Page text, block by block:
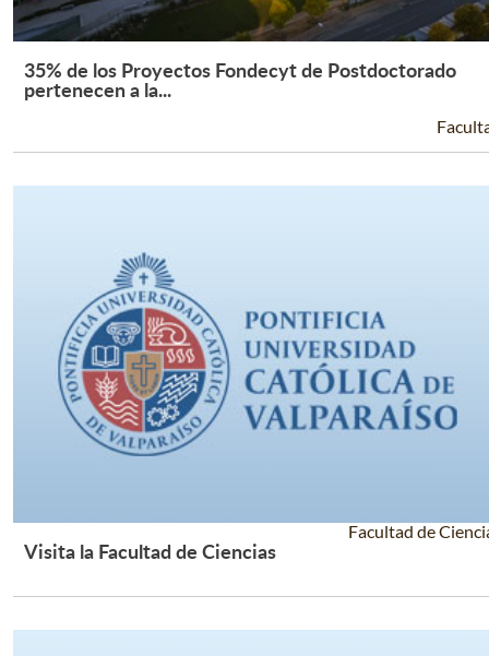
Leer Más +
35% de los Proyectos Fondecyt de Postdoctorado
pertenecen a la...
Visita la Facultad de Ciencias
Facultad de